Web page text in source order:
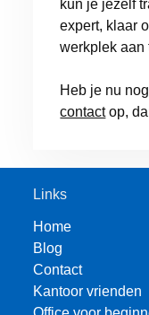
kun je jezelf
expert, klaar
werkplek aan
Heb je nu
contactop,
Links
Home
Blog
Contact
Kantoor vrienden